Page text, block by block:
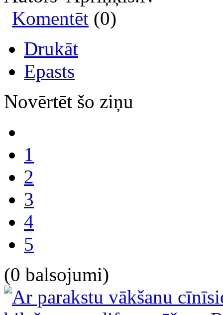
Komentēt (0)
Drukāt
Epasts
Novērtēt šo ziņu
1
2
3
4
5
(0 balsojumi)